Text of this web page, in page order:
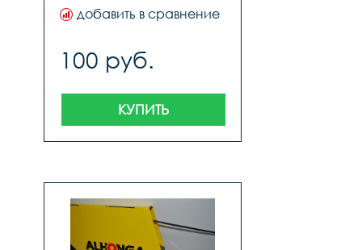
добавить в сравнение
100 руб.
КУПИТЬ